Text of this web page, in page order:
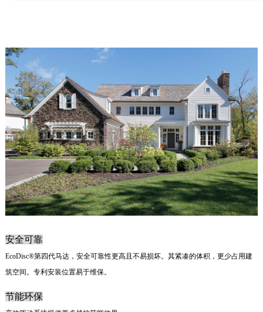
安全可靠
EcoDisc®第四代马达，安全可靠性更高且不易损坏。其紧凑的体积，更少占用建
筑空间。专利安装位置易于维保。
节能环保